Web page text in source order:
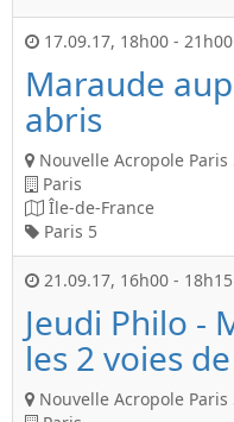
17.09.17, 18h00 - 21h00
Maraude
abris
Nouvelle Acropole Paris
Paris
Île-de-France
Paris 5
21.09.17, 16h00 - 18h15
Jeudi Philo -
les 2 voies
Nouvelle Acropole Paris